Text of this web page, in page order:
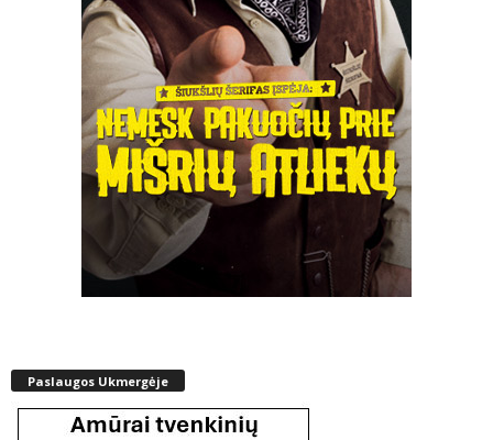
Paslaugos Ukmergėje